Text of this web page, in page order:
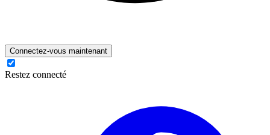
Connectez-vous maintenant
Restez connecté